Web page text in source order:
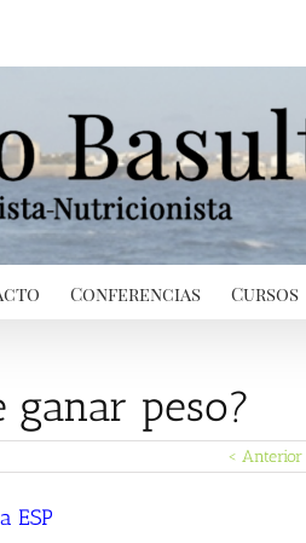
Conferencias Cursos
ganar peso?
< Anterior